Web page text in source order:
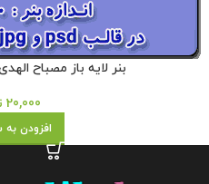
بنر لایه باز مصباح
20,000
افزودن به